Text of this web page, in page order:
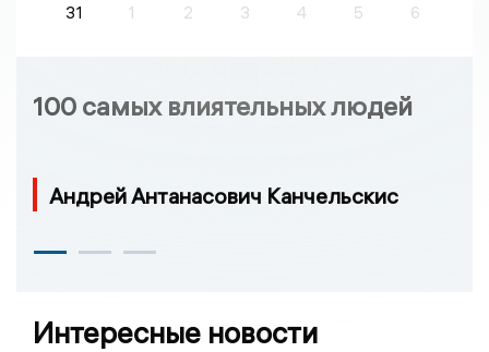
31
1 2 3 4 5 6
100 самых влиятельных людей
Андрей Антанасович Канчельскис
Интересные новости